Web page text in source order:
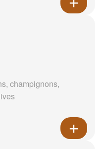
champignons,